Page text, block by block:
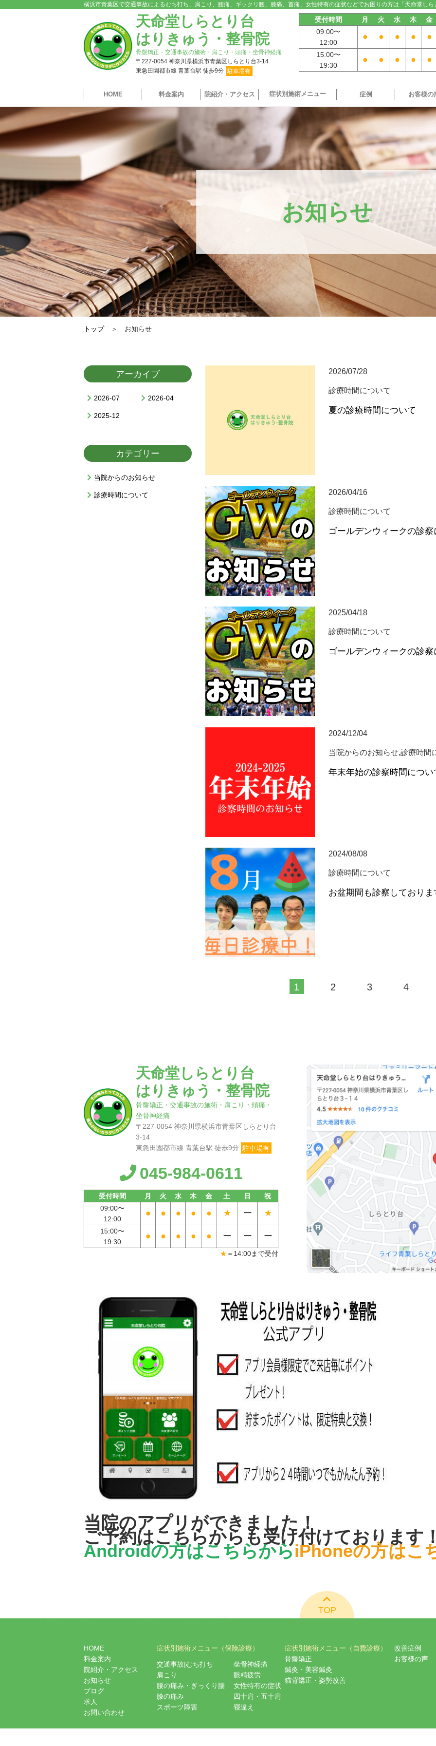
横浜市青葉区で交通事故によるむち打ち、肩こり、腰痛、ギックリ腰、膝痛、首痛、女性特有の症状などでお困りの方は「天命堂し
天命堂しらとり台
はりきゅう・整骨院
骨盤矯正・交通事故の施術・肩こり・頭痛・坐骨神経痛
〒227-0054 神奈川県横浜市青葉区しらとり台3-14
東急田園都市線 青葉台駅 徒歩9分 駐車場有
受付時間 月 火 水 木
金
09:00〜
12:00
● ● ● ● ●
15:00〜
19:30
● ● ● ● ●
HOME 料金案内 院紹介・アクセス 症状別施術メニュー 症例 お客様の
お知らせ
トップ＞ お知らせ
2026/07/28
診療時間について
夏の診療時間について
2026/04/16
診療時間について
ゴールデンウィークの診
2025/04/18
診療時間について
ゴールデンウィークの診
2024/12/04
当院からのお知らせ,診療時間
年末年始の診察時間につい
2024/08/08
診療時間について
お盆期間も診察しておりま
1 2 3 4
アーカイブ
2026-07 2026-04
2025-12
カテゴリー
当院からのお知らせ
診療時間について
天命堂しらとり台
はりきゅう・整骨院
骨盤矯正・交通事故の施術・肩こり・頭痛・
坐骨神経痛
〒227-0054 神奈川県横浜市青葉区しらとり台
3-14
東急田園都市線 青葉台駅 徒歩9分 駐車場有
045-984-0611
受付時間 月 火 水 木 金 土 日
祝
09:00〜
12:00
● ● ● ● ● ★ ー ★
15:00〜
19:30
● ● ● ● ● ー ー ー
★ ＝14:00まで受付
当院のアプリができました！
ご予約はこちらからも受け付けております
Androidの方はこちらからiPhoneの方はこ
TOP
HOME
料金案内
院紹介・アクセス
お知らせ
ブログ
求人
お問い合わせ
症状別施術メニュー（保険診療）
交通事故|むち打ち
肩こり
腰の痛み・ぎっくり腰
膝の痛み
スポーツ障害
坐骨神経痛
眼精疲労
女性特有の症状
四十肩・五十肩
寝違え
症状別施術メニュー（自費診療）
骨盤矯正
鍼灸・美容鍼灸
猫背矯正・姿勢改善
改善症例
お客様の声